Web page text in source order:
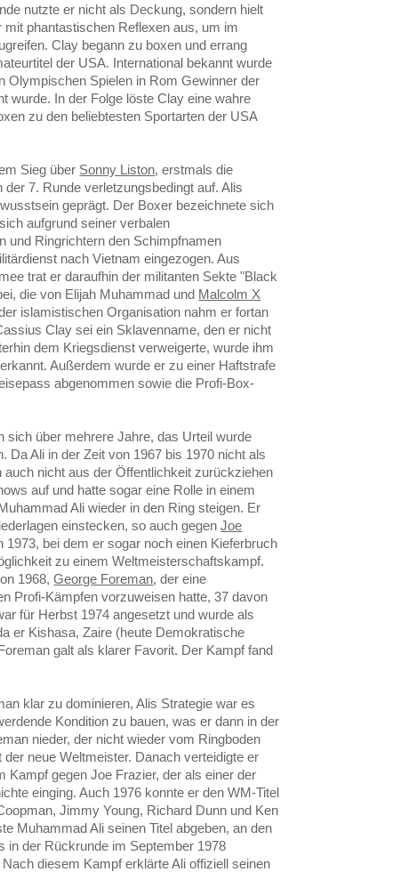
nutzte er nicht als Deckung, sondern hielt
phantastischen Reflexen aus, um im
Clay begann zu boxen und errang
der USA. International bekannt wurde
Olympischen Spielen in Rom Gewinner der
wurde. In der Folge löste Clay eine wahre
zu den beliebtesten Sportarten der USA
Sieg über Sonny Liston, erstmals die
7. Runde verletzungsbedingt auf. Alis
geprägt. Der Boxer bezeichnete sich
aufgrund seiner verbalen
und Ringrichtern den Schimpfnamen
nach Vietnam eingezogen. Aus
trat er daraufhin der militanten Sekte "Black
die von Elijah Muhammad und Malcolm X
islamistischen Organisation nahm er fortan
Clay sei ein Sklavenname, den er nicht
dem Kriegsdienst verweigerte, wurde ihm
Außerdem wurde er zu einer Haftstrafe
abgenommen sowie die Profi-Box-
sich über mehrere Jahre, das Urteil wurde
Da Ali in der Zeit von 1967 bis 1970 nicht als
nicht aus der Öffentlichkeit zurückziehen
auf und hatte sogar eine Rolle in einem
Ali wieder in den Ring steigen. Er
einstecken, so auch gegenJoe
1973, bei dem er sogar noch einen Kieferbruch
zu einem Weltmeisterschaftskampf.
1968,George Foreman, der eine
Profi-Kämpfen vorzuweisen hatte, 37 davon
für Herbst 1974 angesetzt und wurde als
er Kishasa, Zaire (heute Demokratische
galt als klarer Favorit. Der Kampf fand
klar zu dominieren, Alis Strategie war es
Kondition zu bauen, was er dann in der
nieder, der nicht wieder vom Ringboden
neue Weltmeister. Danach verteidigte er
Kampf gegen Joe Frazier, der als einer der
einging. Auch 1976 konnte er den WM-Titel
Jimmy Young, Richard Dunn und Ken
Muhammad Ali seinen Titel abgeben, an den
in der Rückrunde im September 1978
diesem Kampf erklärte Ali offiziell seinen